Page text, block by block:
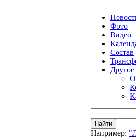
Фото
Видео
Состав
Другое
О
Найти
Например: